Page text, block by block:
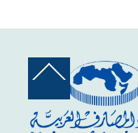
Back
Top